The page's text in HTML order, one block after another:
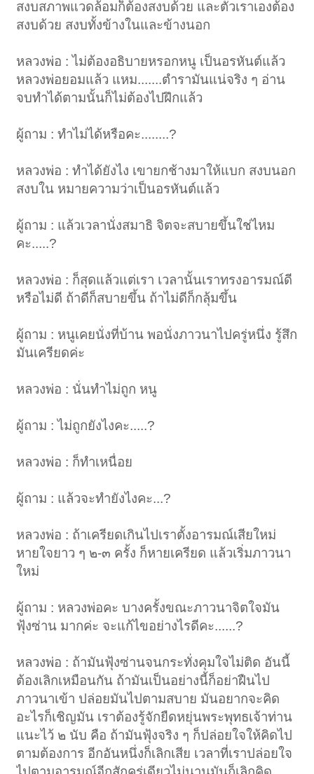
สงบสภาพแวดล้อมก็ต้องสงบด้วย และตัวเราเองต้อง
สงบด้วย สงบทั้งข้างในและข้างนอก
หลวงพ่อ : ไม่ต้องอธิบายหรอกหนู เป็นอรหันต์แล้ว
หลวงพ่อยอมแล้ว แหม.......ตำรามันแน่จริง ๆ อ่าน
จบทำได้ตามนั้นก็ไม่ต้องไปฝึกแล้ว
ผู้ถาม : ทำไม่ได้หรือคะ........?
หลวงพ่อ : ทำได้ยังไง เขายกช้างมาให้แบก สงบนอก
สงบใน หมายความว่าเป็นอรหันต์แล้ว
ผู้ถาม : แล้วเวลานั่งสมาธิ จิตจะสบายขึ้นใช่ไหม
คะ.....?
หลวงพ่อ : ก็สุดแล้วแต่เรา เวลานั้นเราทรงอารมณ์ดี
หรือไม่ดี ถ้าดีก็สบายขึ้น ถ้าไม่ดีก็กลุ้มขึ้น
ผู้ถาม : หนูเคยนั่งที่บ้าน พอนั่งภาวนาไปครู่หนึ่ง รู้สึก
มันเครียดค่ะ
หลวงพ่อ : นั่นทำไม่ถูก หนู
ผู้ถาม : ไม่ถูกยังไงคะ.....?
หลวงพ่อ : ก็ทำเหนื่อย
ผู้ถาม : แล้วจะทำยังไงคะ...?
หลวงพ่อ : ถ้าเครียดเกินไปเราตั้งอารมณ์เสียใหม่
หายใจยาว ๆ ๒-๓ ครั้ง ก็หายเครียด แล้วเริ่มภาวนา
ใหม่
ผู้ถาม : หลวงพ่อคะ บางครั้งขณะภาวนาจิตใจมัน
ฟุ้งซ่าน มากค่ะ จะแก้ไขอย่างไรดีคะ......?
หลวงพ่อ : ถ้ามันฟุ้งซ่านจนกระทั่งคุมใจไม่ติด อันนี้
ต้องเลิกเหมือนกัน ถ้ามันเป็นอย่างนี้ก็อย่าฝืนไป
ภาวนาเข้า ปล่อยมันไปตามสบาย มันอยากจะคิด
อะไรก็เชิญมัน เราต้องรู้จักยืดหยุ่นพระพุทธเจ้าท่าน
แนะไว้ ๒ นับ คือ ถ้ามันฟุ้งจริง ๆ ก็ปล่อยใจให้คิดไป
ตามต้องการ อีกอันหนึ่งก็เลิกเสีย เวลาที่เราปล่อยใจ